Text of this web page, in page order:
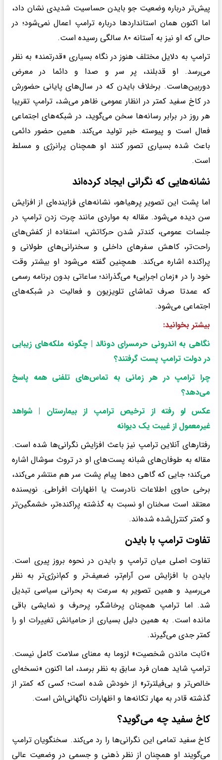
پیش‌تر درباره وضعیت جو بایدن حساسیت شدیدی نشان داد،
اما اکنون همان استانداردها درباره ترامپ اعمال نمی‌شود؛ در
حالی که او نیز به آستانه ۸۰ سالگی رسیده است.
ترامپ به دلایل مختلف هنوز در نگاه بسیاری «قدرتمند» به نظر
می‌رسد. او قدبلند، پر سر و صدا و دائما در معرض
دوربین‌هاست. برخلاف بایدن که در سال‌های پایانی حضورش
در کاخ سفید کمتر در انظار عمومی ظاهر می‌شد، ترامپ تقریبا
هر روز در برابر رسانه‌ها سخن می‌گوید، در شبکه‌های اجتماعی
فعال است و پیوسته خبر تولید می‌کند. همین حضور دائمی
باعث شده بسیاری تصور کنند او همچنان پرانرژی و مسلط
است.
نشانه‌هایی که نگرانی ایجاد کرده‌اند
اما پشت این تصویر پرهیاهو، نشانه‌های فزاینده‌ای از افزایش
سن دیده می‌شود. مقاله به مواردی مانند چرت زدن ترامپ در
جلسات عمومی، کندتر شدن حرکاتش، استفاده از کفش‌های
راحت‌تر، کاهش سفرهای داخلی و سخنرانی‌های طولانی و
پراکنده اشاره می‌کند. همچنین گفته می‌شود او بیشتر وقت
خود را در «زمان اجرایی» می‌گذراند؛ ساعاتی بدون برنامه رسمی
که عمدتا صرف تماشای تلویزیون و فعالیت در شبکه‌های
اجتماعی می‌شود.
بیشتر بخوانید:
نگاهی به اندرونی حرمسرای دونالد | چگونه ملکه‌های زیبایی
در دولت ترامپ پست گرفتند؟
چرا ترامپ در هر زمانی به تماس‌های تلفنی همه پاسخ
می‌دهد؟
عکس لو رفته از ترخیص ترامپ از بیمارستان | شواهد
غیرمعمول از غیبت یک دیوانه
رفتارهای آنلاین ترامپ نیز باعث افزایش نگرانی‌ها شده است.
مقاله به طوفان‌های شبانه پست‌های او در تروث سوشال اشاره
می‌کند؛ جایی که گاهی ده‌ها پیام پشت سر هم منتشر می‌کند،
برخی حاوی اطلاعات نادرست یا اظهارات افراطی. نویسنده
معتقد است سخنان او نسبت به گذشته پراکنده‌تر، خشمگین‌تر
و کمتر کنترل‌شده شده‌اند.
تفاوت ترامپ با بایدن
تفاوت اصلی میان ترامپ و بایدن در نحوه بروز پیری است.
بایدن با افزایش سن آرام‌تر، ضعیف‌تر و کم‌انرژی‌تر به نظر
می‌رسید و همین تصویر به سرعت به بحرانی سیاسی تبدیل
شد. اما ترامپ همچنان پرخاشگر، پرحرف و نمایشی باقی
مانده است. به همین دلیل بسیاری از حامیانش تغییرات او را
کمتر جدی می‌گیرند.
«ثابت ماندن شخصیت» لزوما به معنای سلامت کامل نیست.
ترامپ شاید همان فرد سابق به نظر برسد، اما اکنون «نسخه‌ای
خالص‌تر و بی‌فیلترتر» از خودش شده است؛ کسی که کمتر از
گذشته قادر به مهار تکانه‌ها و اظهارات ناگهانی‌اش است.
کاخ سفید چه می‌گوید؟
کاخ سفید تمامی این نگرانی‌ها را رد می‌کند. سخنگویان ترامپ
می‌گویند او همچنان از نظر ذهنی و جسمی در وضعیت عالی